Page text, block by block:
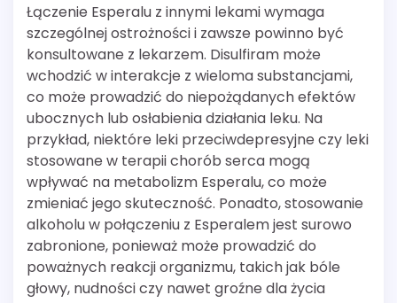
Łączenie Esperalu z innymi lekami wymaga
szczególnej ostrożności i zawsze powinno być
konsultowane z lekarzem. Disulfiram może
wchodzić w interakcje z wieloma substancjami,
co może prowadzić do niepożądanych efektów
ubocznych lub osłabienia działania leku. Na
przykład, niektóre leki przeciwdepresyjne czy leki
stosowane w terapii chorób serca mogą
wpływać na metabolizm Esperalu, co może
zmieniać jego skuteczność. Ponadto, stosowanie
alkoholu w połączeniu z Esperalem jest surowo
zabronione, ponieważ może prowadzić do
poważnych reakcji organizmu, takich jak bóle
głowy, nudności czy nawet groźne dla życia